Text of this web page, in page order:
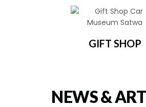
GIFT SHOP
NEWS &